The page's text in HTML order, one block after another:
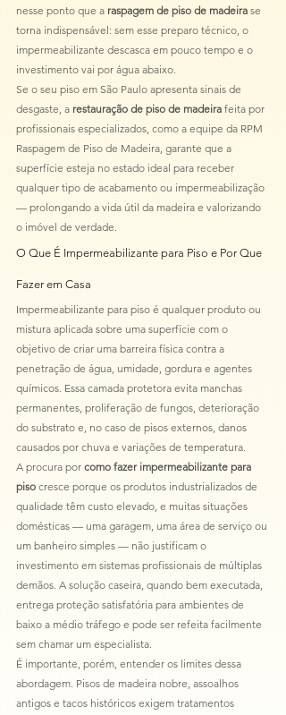
nesse ponto que a raspagem de piso de madeira se
torna indispensável: sem esse preparo técnico, o
impermeabilizante descasca em pouco tempo e o
investimento vai por água abaixo.
Se o seu piso em São Paulo apresenta sinais de
desgaste, a restauração de piso de madeira feita por
profissionais especializados, como a equipe da RPM
Raspagem de Piso de Madeira, garante que a
superfície esteja no estado ideal para receber
qualquer tipo de acabamento ou impermeabilização
— prolongando a vida útil da madeira e valorizando
o imóvel de verdade.
O Que É Impermeabilizante para Piso e Por Que
Fazer em Casa
Impermeabilizante para piso é qualquer produto ou
mistura aplicada sobre uma superfície com o
objetivo de criar uma barreira física contra a
penetração de água, umidade, gordura e agentes
químicos. Essa camada protetora evita manchas
permanentes, proliferação de fungos, deterioração
do substrato e, no caso de pisos externos, danos
causados por chuva e variações de temperatura.
A procura por como fazer impermeabilizante para
piso cresce porque os produtos industrializados de
qualidade têm custo elevado, e muitas situações
domésticas — uma garagem, uma área de serviço ou
um banheiro simples — não justificam o
investimento em sistemas profissionais de múltiplas
demãos. A solução caseira, quando bem executada,
entrega proteção satisfatória para ambientes de
baixo a médio tráfego e pode ser refeita facilmente
sem chamar um especialista.
É importante, porém, entender os limites dessa
abordagem. Pisos de madeira nobre, assoalhos
antigos e tacos históricos exigem tratamentos